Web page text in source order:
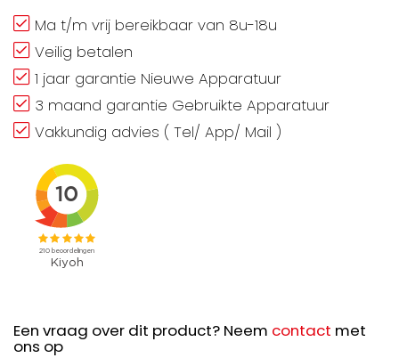
Ma t/m vrij bereikbaar van 8u-18u
Veilig betalen
1 jaar garantie Nieuwe Apparatuur
3 maand garantie Gebruikte Apparatuur
Vakkundig advies ( Tel/ App/ Mail )
Een vraag over dit product? Neem contact met
ons op